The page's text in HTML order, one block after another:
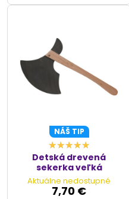
NÁŠ TIP
Detská drevená
sekerka veľká
Aktuálne nedostupné
7,70 €